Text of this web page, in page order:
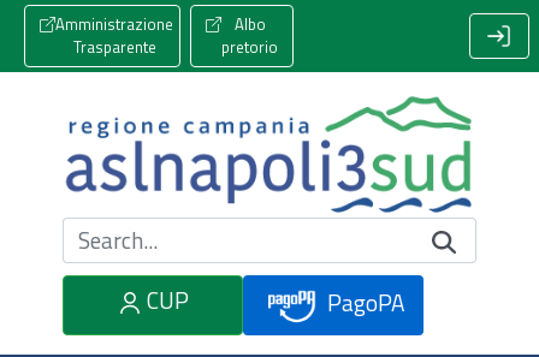
Amministrazione
Trasparente
Albo
pretorio
Cerca nel sito
CUP
PagoPA